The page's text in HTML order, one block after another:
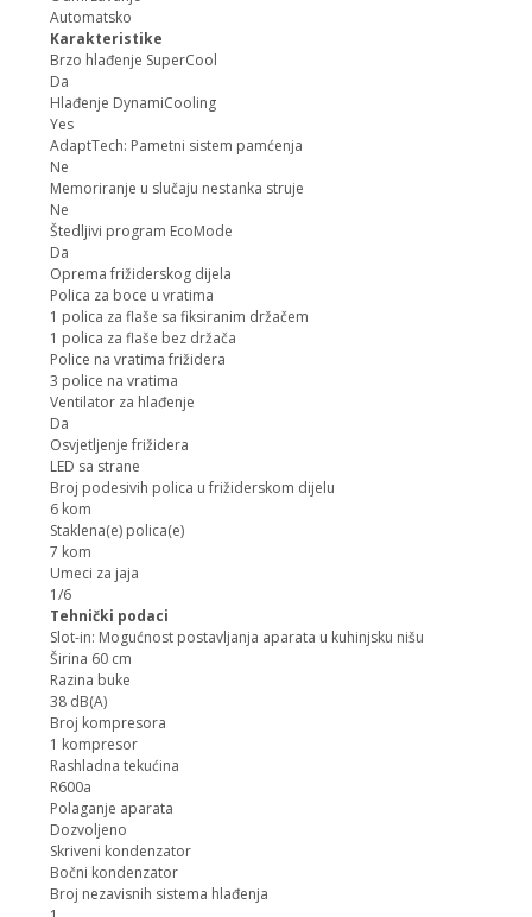
Automatsko
Karakteristike
Brzo hlađenje SuperCool
Da
Hlađenje DynamiCooling
Yes
AdaptTech: Pametni sistem pamćenja
Ne
Memoriranje u slučaju nestanka struje
Ne
Štedljivi program EcoMode
Da
Oprema frižiderskog dijela
Polica za boce u vratima
1 polica za flaše sa fiksiranim držačem
1 polica za flaše bez držača
Police na vratima frižidera
3 police na vratima
Ventilator za hlađenje
Da
Osvjetljenje frižidera
LED sa strane
Broj podesivih polica u frižiderskom dijelu
6 kom
Staklena(e) polica(e)
7 kom
Umeci za jaja
1/6
Tehnički podaci
Slot-in: Mogućnost postavljanja aparata u kuhinjsku nišu
Širina 60 cm
Razina buke
38 dB(A)
Broj kompresora
1 kompresor
Rashladna tekućina
R600a
Polaganje aparata
Dozvoljeno
Skriveni kondenzator
Bočni kondenzator
Broj nezavisnih sistema hlađenja